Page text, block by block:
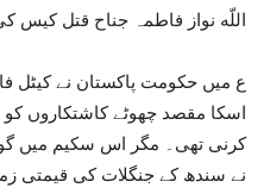
اللّه نواز فاطمہ جناح قتل کیس
اسکا مقصد چھوٹے کاشتکاروں کو
کرنی تھی۔ مگر اس سکیم میں